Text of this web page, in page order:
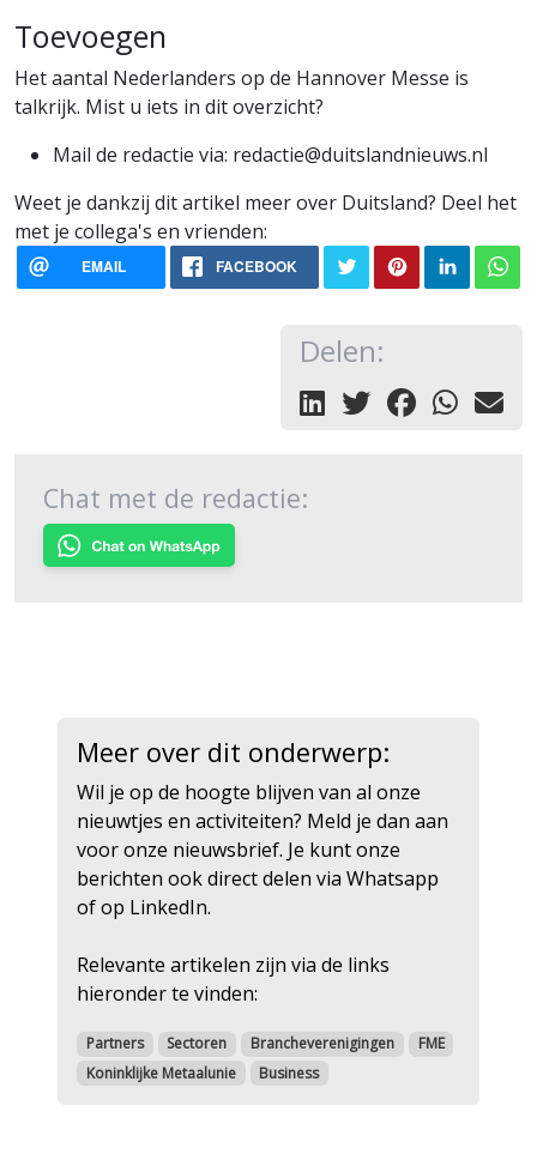
Toevoegen
Het aantal Nederlanders op de Hannover Messe is
talkrijk. Mist u iets in dit overzicht?
Mail de redactie via: redactie@duitslandnieuws.nl
Weet je dankzij dit artikel meer over Duitsland? Deel het
met je collega's en vrienden:
EMAIL FACEBOOK
Delen:
Chat met de redactie:
Meer over dit onderwerp:
Wil je op de hoogte blijven van al onze
nieuwtjes en activiteiten? Meld je dan aan
voor onze nieuwsbrief. Je kunt onze
berichten ook direct delen via Whatsapp
of op LinkedIn.
Relevante artikelen zijn via de links
hieronder te vinden:
Partners Sectoren Brancheverenigingen
FME
Koninklijke Metaalunie
Business